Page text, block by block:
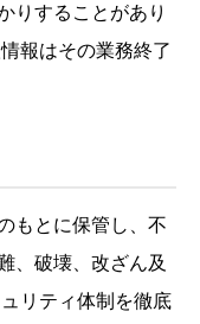
りすることがあり
報はその業務終了
もとに保管し、不
、破壊、改ざん及
リティ体制を徹底